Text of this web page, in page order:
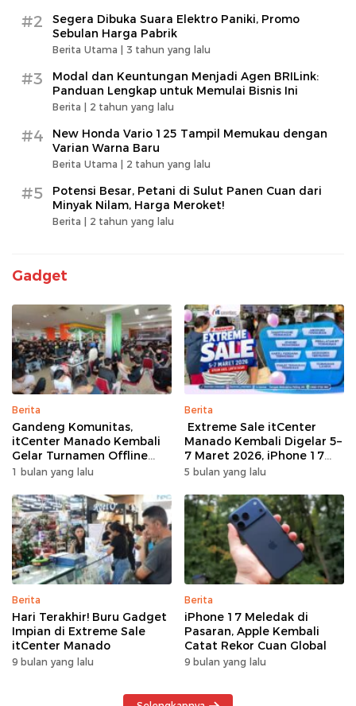
#2
Segera Dibuka Suara Elektro Paniki, Promo
Sebulan Harga Pabrik
Berita Utama | 3 tahun yang lalu
#3
Modal dan Keuntungan Menjadi Agen BRILink:
Panduan Lengkap untuk Memulai Bisnis Ini
Berita | 2 tahun yang lalu
#4
New Honda Vario 125 Tampil Memukau dengan
Varian Warna Baru
Berita Utama | 2 tahun yang lalu
#5
Potensi Besar, Petani di Sulut Panen Cuan dari
Minyak Nilam, Harga Meroket!
Berita | 2 tahun yang lalu
Gadget
Berita
Gandeng Komunitas,
itCenter Manado Kembali
Gelar Turnamen Offline
Free Fire, 60 Tim Siap
1 bulan yang lalu
Berita
Extreme Sale itCenter
Manado Kembali Digelar 5–
7 Maret 2026, iPhone 17
Pro Max Diskon hingga
5 bulan yang lalu
Berita
Hari Terakhir! Buru Gadget
Impian di Extreme Sale
itCenter Manado
9 bulan yang lalu
Berita
iPhone 17 Meledak di
Pasaran, Apple Kembali
Catat Rekor Cuan Global
9 bulan yang lalu